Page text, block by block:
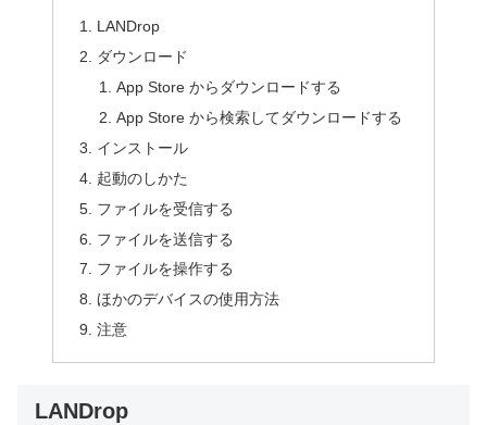
LANDrop
ダウンロード
App Store からダウンロードする
App Store から検索してダウンロードする
インストール
起動のしかた
ファイルを受信する
ファイルを送信する
ファイルを操作する
ほかのデバイスの使用方法
注意
LANDrop